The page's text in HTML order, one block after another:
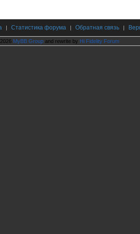
| Статистика форума | Обратная связь |
MyBB Group and rewrite by Hi Fidelity Forum